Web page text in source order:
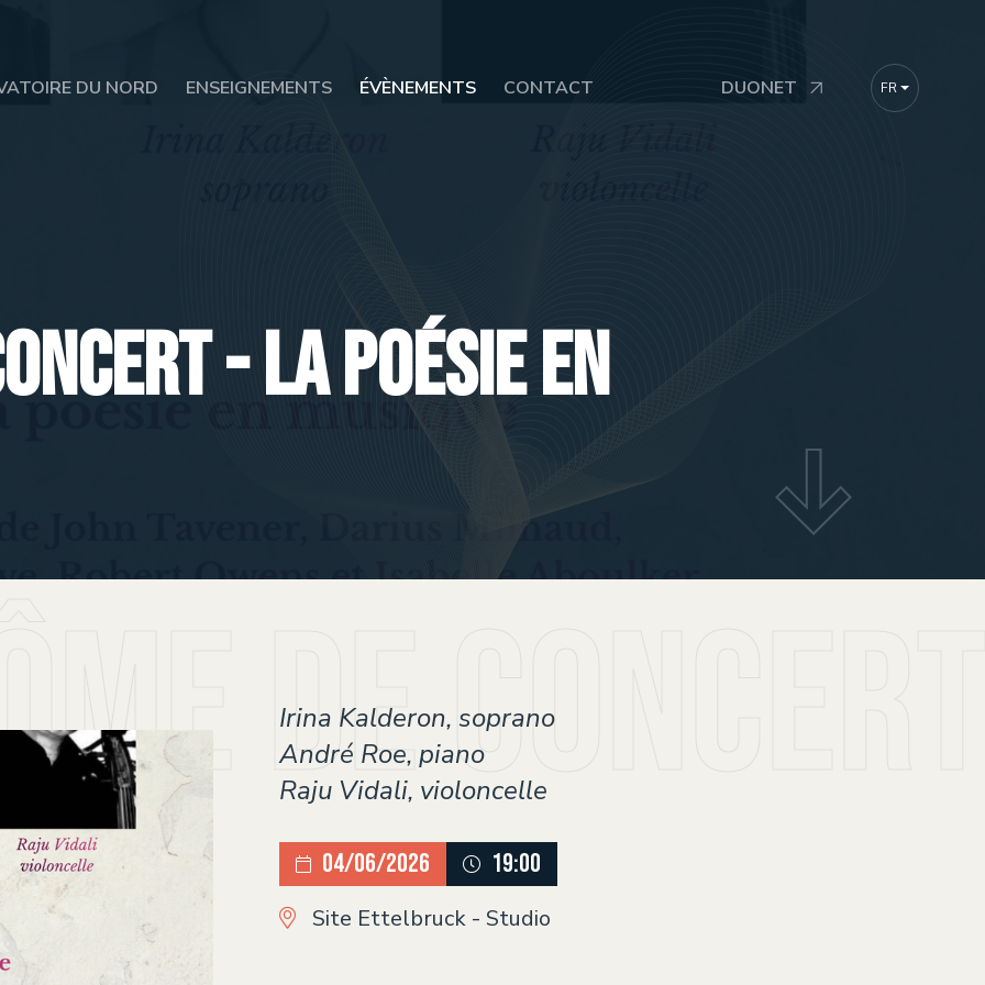
DU NORD ENSEIGNEMENTS ÉVÈNEMENTS CONTACT DUONET FR
- La poésie en
de
Irina Kalderon, soprano
André Roe, piano
Raju Vidali, violoncelle
04/06/2026 19:00
Site Ettelbruck - Studio